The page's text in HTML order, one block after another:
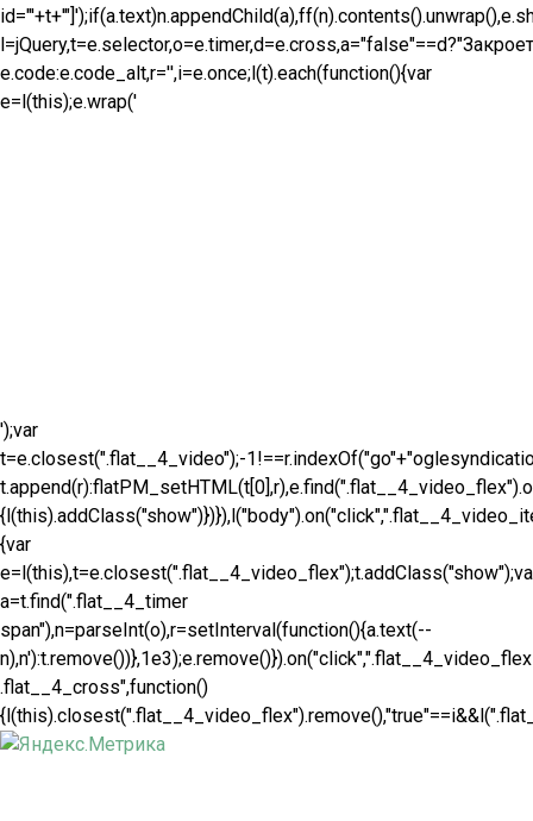
e.code:e.code_alt,r='',i=e.once;l(t).each(function(){var
e=l(this);e.wrap('
');var
t=e.closest(".flat__4_video");-
{var
a=t.find(".flat__4_timer
span"),n=parseInt(o),r=setInterval(function(){a.text(--
n),n'):t.remove())},1e3);e.remove()}).on("click",".flat__4_video_flex
.flat__4_cross",function()